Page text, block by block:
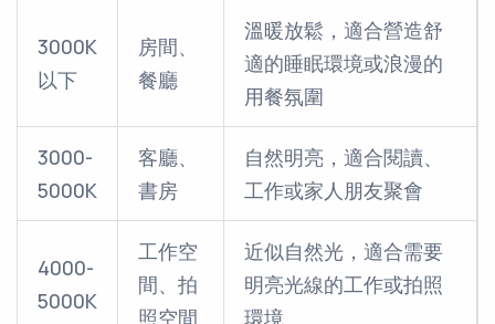
3000K
以下
房間、
餐廳
溫暖放鬆，適合營造舒
適的睡眠環境或浪漫的
用餐氛圍
3000-
5000K
客廳、
書房
自然明亮，適合閱讀、
工作或家人朋友聚會
4000-
5000K
工作空
間、拍
照空間
近似自然光，適合需要
明亮光線的工作或拍照
環境